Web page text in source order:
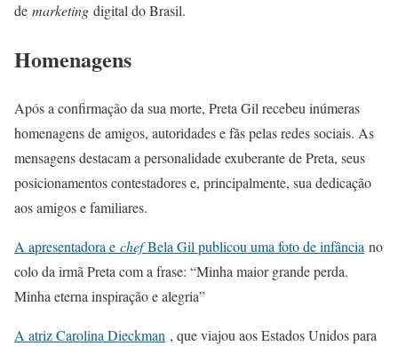
de marketing digital do Brasil.
Homenagens
Após a confirmação da sua morte, Preta Gil recebeu inúmeras
homenagens de amigos, autoridades e fãs pelas redes sociais. As
mensagens destacam a personalidade exuberante de Preta, seus
posicionamentos contestadores e, principalmente, sua dedicação
aos amigos e familiares.
A apresentadora e chefBela Gil publicou uma foto de infância no
colo da irmã Preta com a frase: “Minha maior grande perda.
Minha eterna inspiração e alegria”
A atriz Carolina Dieckman , que viajou aos Estados Unidos para